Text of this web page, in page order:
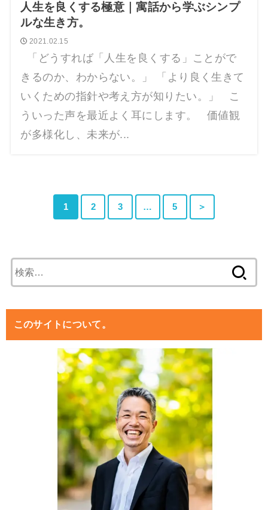
人生を良くする極意｜寓話から学ぶシンプ
ルな生き方。
2021.02.15
「どうすれば「人生を良くする」ことがで
きるのか、わからない。」 「より良く生きて
いくための指針や考え方が知りたい。」 こ
ういった声を最近よく耳にします。 価値観
が多様化し、未来が...
1 2 3 … 5 ＞
索:
このサイトについて。